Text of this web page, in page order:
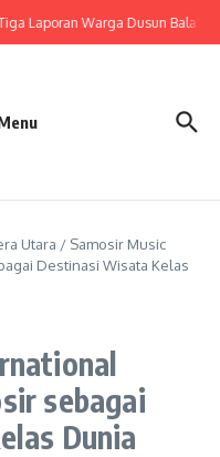
Laporan Warga Dusun Balaka
Utara / Samosir Music
Destinasi Wisata Kelas
sebagai
Dunia